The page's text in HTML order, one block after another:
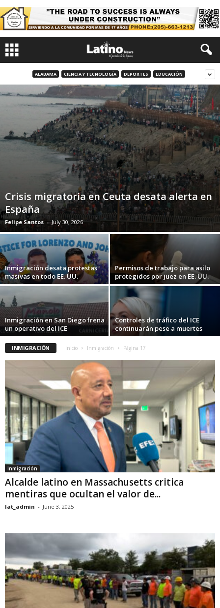
ALABAMA CIENCIA Y TECNOLOGÍA DEPORTES EDUCACIÓN
Crisis migratoria en Ceuta desata alerta en
España
Felipe Santos - July 30, 2026
Inmigración desata protestas
masivas en todo EE. UU.
Permisos de trabajo para asilo
protegidos por juez en EE. UU.
Inmigración en San Diego frena
un operativo del ICE
Controles de tráfico del ICE
continuarán pese a muertes
INMIGRACIÓN Inicio Inmigración Página 17
Inmigración
Alcalde latino en Massachusetts critica
mentiras que ocultan el valor de...
lat_admin - June 3, 2025